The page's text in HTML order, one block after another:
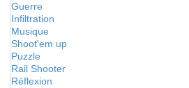
Guerre
Infiltration
Musique
Shoot'em up
Puzzle
Rail Shooter
Réflexion